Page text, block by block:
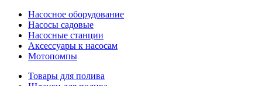
Насосное оборудование
Насосы садовые
Насосные станции
Аксессуары к насосам
Мотопомпы
Товары для полива